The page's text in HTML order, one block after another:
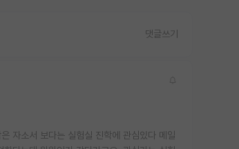
댓글쓰기
자소서 보다는 실험실 진학에 관심있다 메일